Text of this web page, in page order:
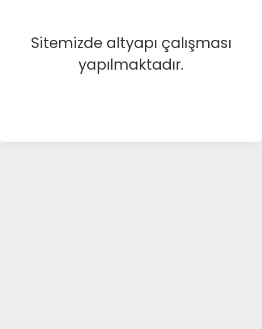
Sitemizde altyapı çalışması
yapılmaktadır.